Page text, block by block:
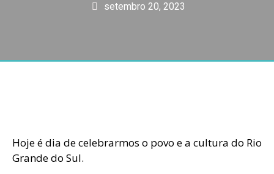
setembro 20, 2023
Hoje é dia de celebrarmos o povo e a cultura do Rio
Grande do Sul.